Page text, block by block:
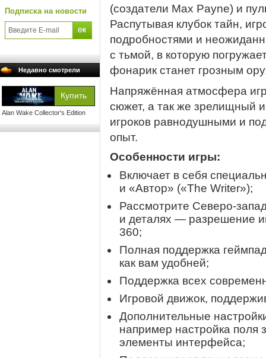
Подписка на новости
Недавно смотрели
Alan Wake Collector's Edition
(создатели Max Payne) и
Распутывая клубок тайн,
подробностями и
с тьмой, в которую
фонарик станет грозным
Напряжённая атмосфера
сюжет, а так же зрелищный
игроков равнодушными и
опыт.
Особенности игры:
Включает в себя
и «Автор» («The Writer»);
Рассмотрите Северо-
и деталях — разрешение
360;
Полная поддержка
как вам удобней;
Поддержка всех
Игровой движок,
Дополнительные
например настройка поля
элементы интерфейса;